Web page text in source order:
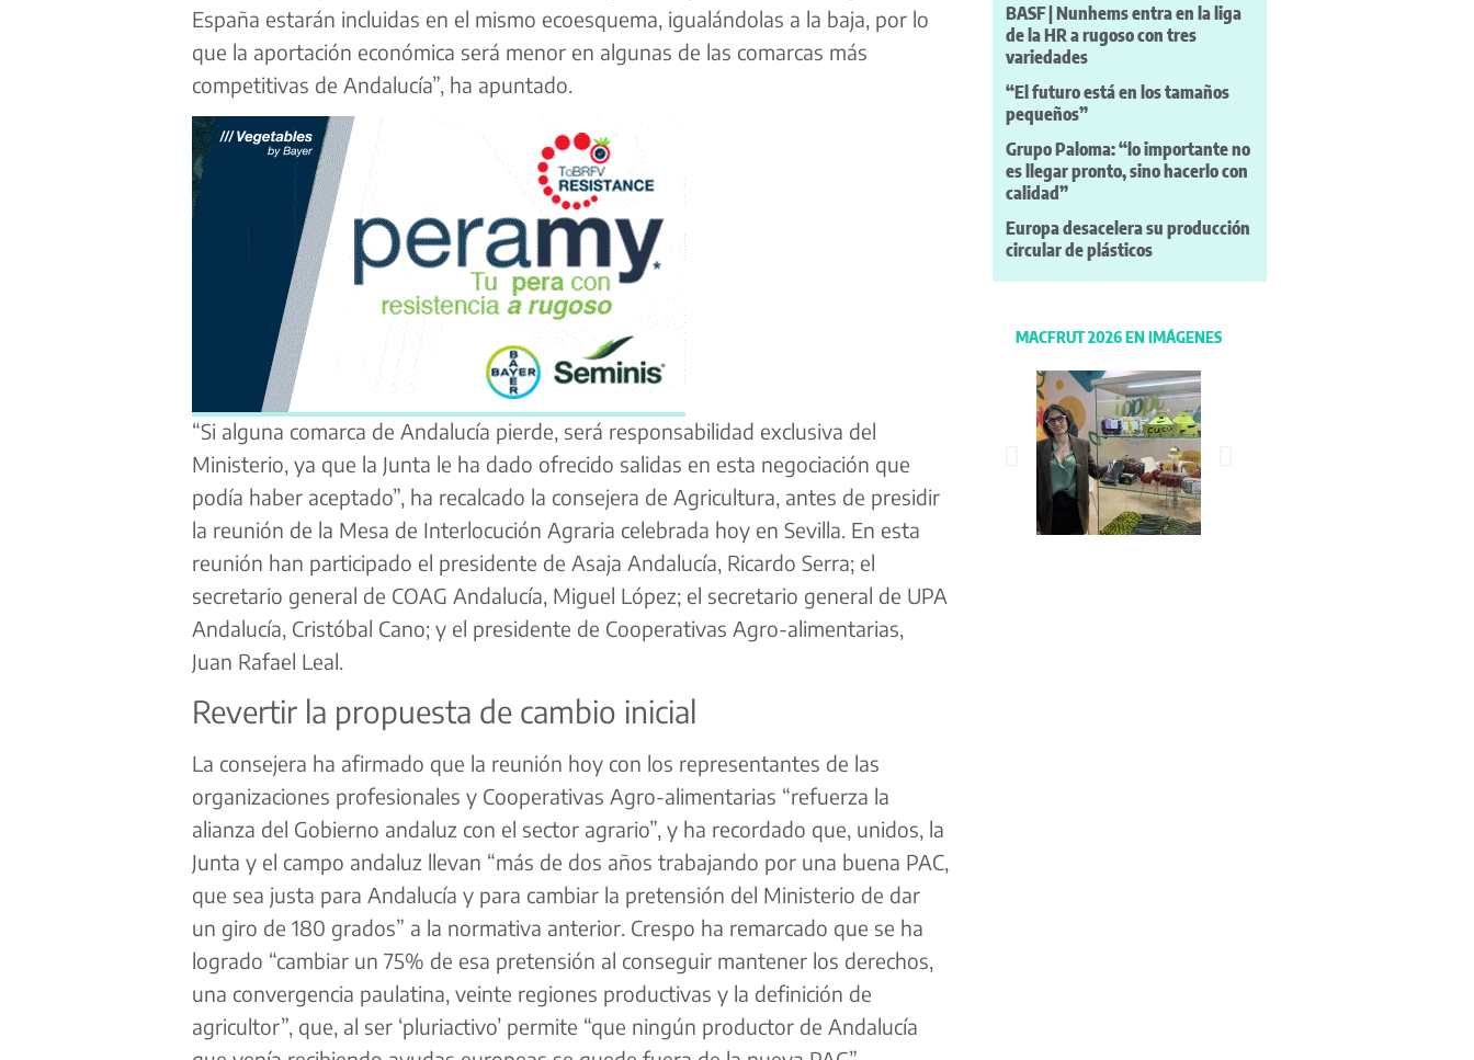
España estarán incluidas en el mismo ecoesquema, igualándolas a la baja, por lo
que la aportación económica será menor en algunas de las comarcas más
competitivas de Andalucía”, ha apuntado.
“Si alguna comarca de Andalucía pierde, será responsabilidad exclusiva del
Ministerio, ya que la Junta le ha dado ofrecido salidas en esta negociación que
podía haber aceptado”, ha recalcado la consejera de Agricultura, antes de presidir
la reunión de la Mesa de Interlocución Agraria celebrada hoy en Sevilla. En esta
reunión han participado el presidente de Asaja Andalucía, Ricardo Serra; el
secretario general de COAG Andalucía, Miguel López; el secretario general de UPA
Andalucía, Cristóbal Cano; y el presidente de Cooperativas Agro-alimentarias,
Juan Rafael Leal.
Revertir la propuesta de cambio inicial
La consejera ha afirmado que la reunión hoy con los representantes de las
organizaciones profesionales y Cooperativas Agro-alimentarias “refuerza la
alianza del Gobierno andaluz con el sector agrario”, y ha recordado que, unidos, la
Junta y el campo andaluz llevan “más de dos años trabajando por una buena PAC,
que sea justa para Andalucía y para cambiar la pretensión del Ministerio de dar
un giro de 180 grados” a la normativa anterior. Crespo ha remarcado que se ha
logrado “cambiar un 75% de esa pretensión al conseguir mantener los derechos,
una convergencia paulatina, veinte regiones productivas y la definición de
agricultor”, que, al ser ‘pluriactivo’ permite “que ningún productor de Andalucía
BASF | Nunhems entra en la liga
de la HR a rugoso con tres
variedades
“El futuro está en los tamaños
pequeños”
Grupo Paloma: “lo importante no
es llegar pronto, sino hacerlo con
calidad”
Europa desacelera su producción
circular de plásticos
MACFRUT 2026 EN IMÁGENES